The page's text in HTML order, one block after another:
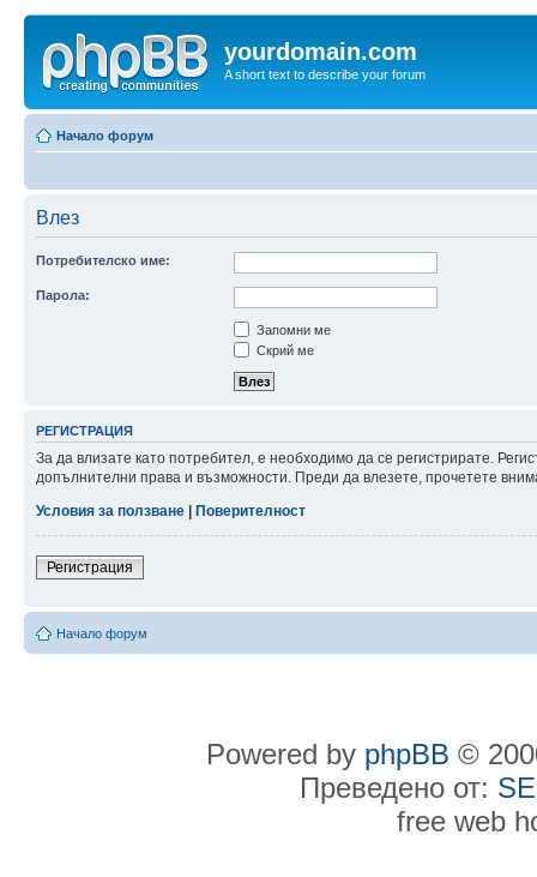
yourdomain.com
A short text to describe your forum
Начало форум
Влез
Потребителско име:
Парола:
Запомни ме
Скрий ме
РЕГИСТРАЦИЯ
За да влизате като потребител, е необходимо да се регистрирате.
допълнителни права и възможности. Преди да влезете, прочетете
Условия за ползване
Поверителност
Регистрация
Начало форум
Powered by phpBB ©
Преведено от:
free web